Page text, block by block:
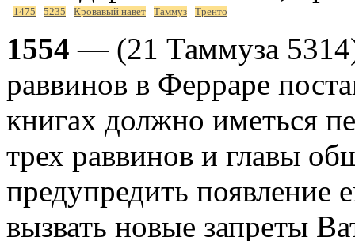
1475 5235 Кровавый навет Таммуз Тренто
1554 — (21 Таммуза
раввинов в Ферраре
книгах должно иметься
трех раввинов и главы
предупредить появление
вызвать новые запреты